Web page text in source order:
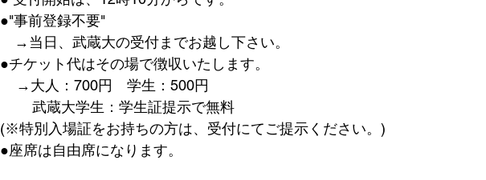
●"事前登録不要"
→当日、武蔵大の受付までお越し下さい。
●チケット代はその場で徴収いたします。
    →大人：700円　学生：500円
        武蔵大学生：学生証提示で無料
(※特別入場証をお持ちの方は、受付にてご提示ください。)
●座席は自由席になります。